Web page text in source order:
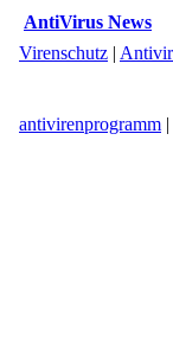
AntiVirus News
Virenschutz |
antivirenprogramm |